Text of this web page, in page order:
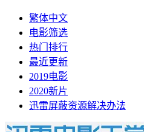
繁体中文
电影筛选
热门排行
最近更新
2019电影
2020新片
迅雷屏蔽资源解决办法